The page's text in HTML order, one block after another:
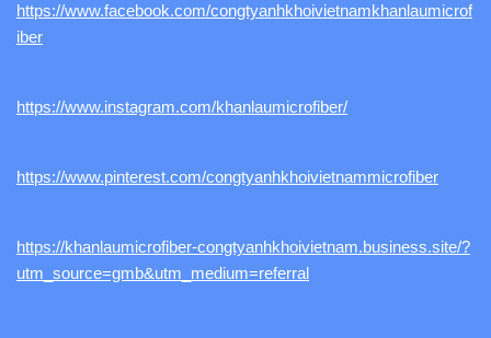
https://www.facebook.com/congtyanhkhoivietnamkhanlaumicrof
iber
https://www.instagram.com/khanlaumicrofiber/
https://www.pinterest.com/congtyanhkhoivietnammicrofiber
https://khanlaumicrofiber-congtyanhkhoivietnam.business.site/?
utm_source=gmb&utm_medium=referral